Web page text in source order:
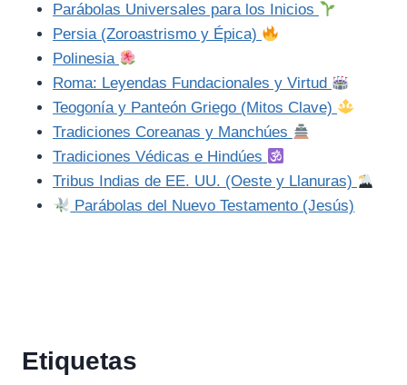
Parábolas Universales para los Inicios
Persia (Zoroastrismo y Épica)
Polinesia
Roma: Leyendas Fundacionales y Virtud
Teogonía y Panteón Griego (Mitos Clave)
Tradiciones Coreanas y Manchúes
Tradiciones Védicas e Hindúes
Tribus Indias de EE. UU. (Oeste y Llanuras)
Parábolas del Nuevo Testamento (Jesús)
Etiquetas